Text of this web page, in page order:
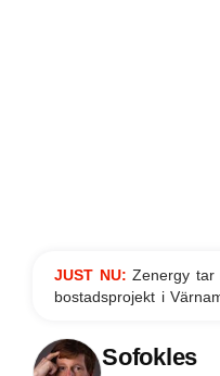
JUST NU:Zenergy tar
bostadsprojekt i
Sofokles